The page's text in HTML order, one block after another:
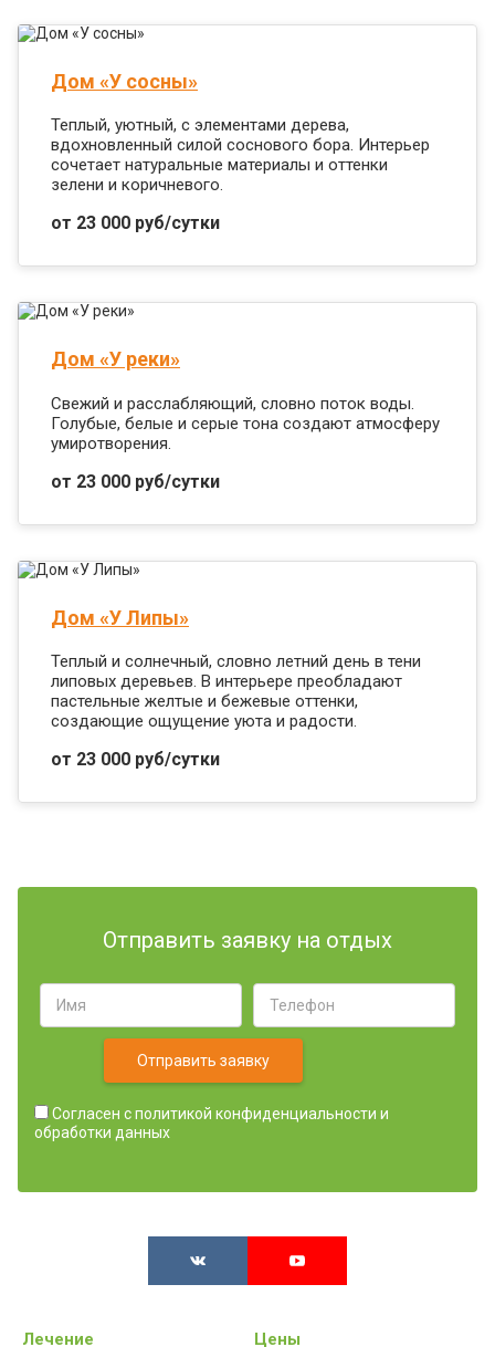
Дом «У сосны»
Теплый, уютный, с элементами дерева,
вдохновленный силой соснового бора. Интерьер
сочетает натуральные материалы и оттенки
зелени и коричневого.
от 23 000 руб/сутки
Дом «У реки»
Свежий и расслабляющий, словно поток воды.
Голубые, белые и серые тона создают атмосферу
умиротворения.
от 23 000 руб/сутки
Дом «У Липы»
Теплый и солнечный, словно летний день в тени
липовых деревьев. В интерьере преобладают
пастельные желтые и бежевые оттенки,
создающие ощущение уюта и радости.
от 23 000 руб/сутки
Отправить заявку на отдых
Отправить заявку
Согласен сполитикой конфиденциальности и
обработки данных
Лечение
Цены